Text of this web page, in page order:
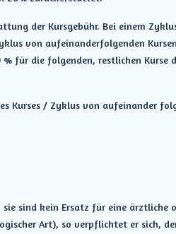
der Kursgebühr. Bei einem
von aufeinanderfolgenden
für die folgenden, restlichen Kurse
Kurses / Zyklus von aufeinander
sind kein Ersatz für eine ärztliche
Art), so verpflichtet er sich,